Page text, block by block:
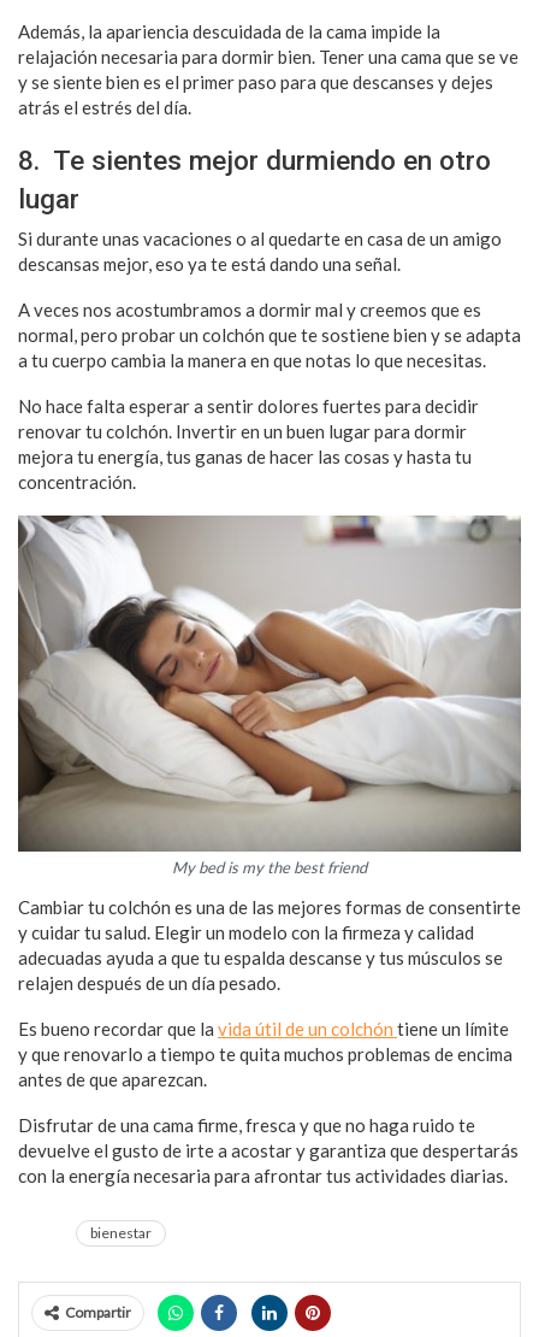
Además, la apariencia descuidada de la cama impide la
relajación necesaria para dormir bien. Tener una cama que se ve
y se siente bien es el primer paso para que descanses y dejes
atrás el estrés del día.
8. Te sientes mejor durmiendo en otro
lugar
Si durante unas vacaciones o al quedarte en casa de un amigo
descansas mejor, eso ya te está dando una señal.
A veces nos acostumbramos a dormir mal y creemos que es
normal, pero probar un colchón que te sostiene bien y se adapta
a tu cuerpo cambia la manera en que notas lo que necesitas.
No hace falta esperar a sentir dolores fuertes para decidir
renovar tu colchón. Invertir en un buen lugar para dormir
mejora tu energía, tus ganas de hacer las cosas y hasta tu
concentración.
My bed is my the best friend
Cambiar tu colchón es una de las mejores formas de consentirte
y cuidar tu salud. Elegir un modelo con la firmeza y calidad
adecuadas ayuda a que tu espalda descanse y tus músculos se
relajen después de un día pesado.
Es bueno recordar que la vida útil de un colchón tiene un límite
y que renovarlo a tiempo te quita muchos problemas de encima
antes de que aparezcan.
Disfrutar de una cama firme, fresca y que no haga ruido te
devuelve el gusto de irte a acostar y garantiza que despertarás
con la energía necesaria para afrontar tus actividades diarias.
bienestar
Compartir